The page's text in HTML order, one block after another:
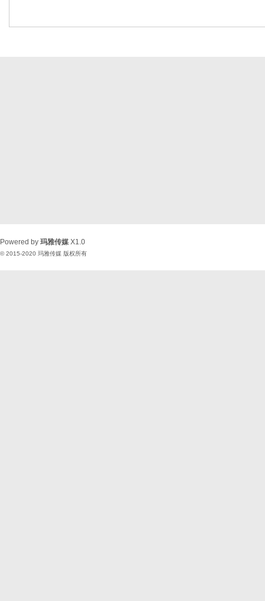
Powered by 玛雅传媒 X1.0
© 2015-2020 玛雅传媒 版权所有